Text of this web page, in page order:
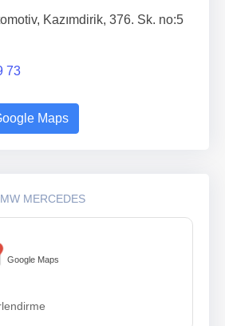
Kazımdirik, 376. Sk. no:5
73
Maps
MERCEDES
Google Maps